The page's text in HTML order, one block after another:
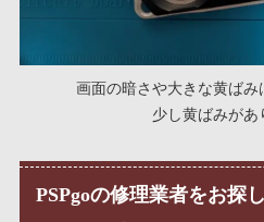
画面の暗さや大きな黄ばみ
少し黄ばみがあ
PSPgoの修理業者をお探